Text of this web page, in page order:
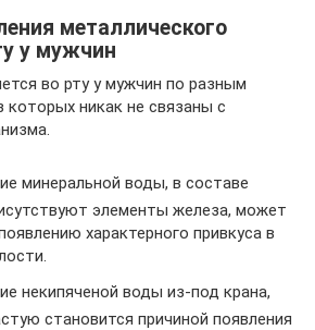
металлического
у мужчин
во рту у мужчин по разным
которых никак не связаны с
минеральной воды, в составе
элементы железа, может
характерного привкуса в
некипяченой воды из-под крана,
становится причиной появления